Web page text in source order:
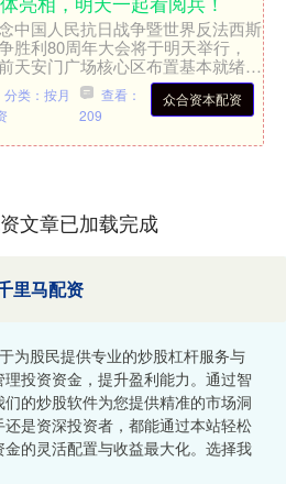
中国人民抗日战争暨世界反法西斯
胜利80周年大会将于明天举行，
天安门广场核心区布置基本就绪。
门广场的景观布置，以北京中轴线
要通道，两侧对称布局....众合资本配资
分类：按月
查看：
209
文章已加载完成
里马配资
为股民提供专业的炒股杠杆服务与
投资资金，提升盈利能力。通过智
的炒股软件为您提供精准的市场洞
是资深投资者，都能通过本站轻松
的灵活配置与收益最大化。选择我